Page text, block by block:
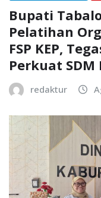
Bupati
Pelatihan
FSP KEP,
Perkuat SDM
redaktur